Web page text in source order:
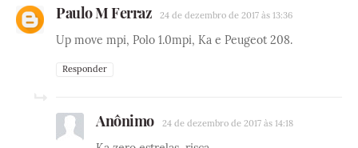
Paulo M Ferraz 24 de dezembro de 2017 às 13:36
Up move mpi, Polo 1.0mpi, Ka e Peugeot 208.
Responder
Anônimo 24 de dezembro de 2017 às 14:18